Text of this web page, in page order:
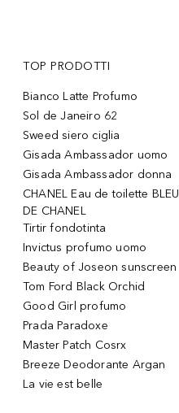
TOP PRODOTTI
Bianco Latte Profumo
Sol de Janeiro 62
Sweed siero ciglia
Gisada Ambassador uomo
Gisada Ambassador donna
CHANEL Eau de toilette BLEU
DE CHANEL
Tirtir fondotinta
Invictus profumo uomo
Beauty of Joseon sunscreen
Tom Ford Black Orchid
Good Girl profumo
Prada Paradoxe
Master Patch Cosrx
Breeze Deodorante Argan
La vie est belle